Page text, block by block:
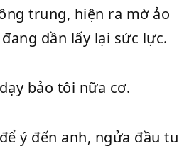
trung, hiện ra mờ ảo
dần lấy lại sức lực.
bảo tôi nữa cơ.
ý đến anh, ngửa đầu tu